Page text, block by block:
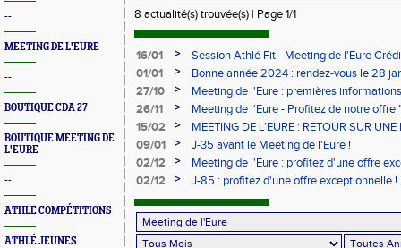
--
MEETING DE L'EURE
--
BOUTIQUE CDA 27
BOUTIQUE MEETING DE
L'EURE
--
ATHLE COMPÉTITIONS
ATHLÉ JEUNES
8 actualité(s) trouvée(s) | Page 1/1
16/01 >
Session Athlé Fit - Meeting de l'Eure
01/01
>
Bonne année 2024 : rendez-vous le 28
d'Europe ?
27/10 >
Meeting de l'Eure : premières informations
26/11
>
Meeting de l'Eure - Profitez de notre offre
15/02
>
MEETING DE L’EURE : RETOUR SUR
EXCEPTIONNELLE (VIDÉO, PRESSE ET
09/01 >
J-35 avant le Meeting de l'Eure !
02/12
>
Meeting de l'Eure : profitez d'une offre
02/12
> J-85 : profitez d'une offre exceptionnelle !